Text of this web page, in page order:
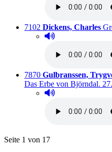
Titelnummer:
7102 von
Dickens, Charles:
Hörprobe abspielen
Hörprobe von
Titelnummer:
7870 von
Gulbranssen,
Das Erbe von Björndal.
Hörprobe abspielen
Hörprobe von
Blättern
Seite 1 von 17